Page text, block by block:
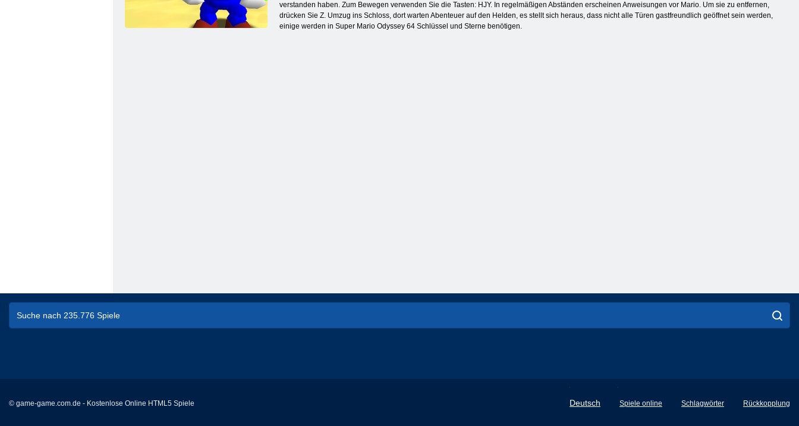
verstanden haben. Zum Bewegen verwenden Sie die Tasten: HJY. In regelmäßigen Abständen erscheinen Anweisungen vor Mario. Um sie zu entfernen,
drücken Sie Z. Umzug ins Schloss, dort warten Abenteuer auf den Helden, es stellt sich heraus, dass nicht alle Türen gastfreundlich geöffnet sein werden,
einige werden in Super Mario Odyssey 64 Schlüssel und Sterne benötigen.
© game-game.com.de - Kostenlose Online HTML5 Spiele Deutsch
English
Spiele online Schlagwörter Rückkopplung